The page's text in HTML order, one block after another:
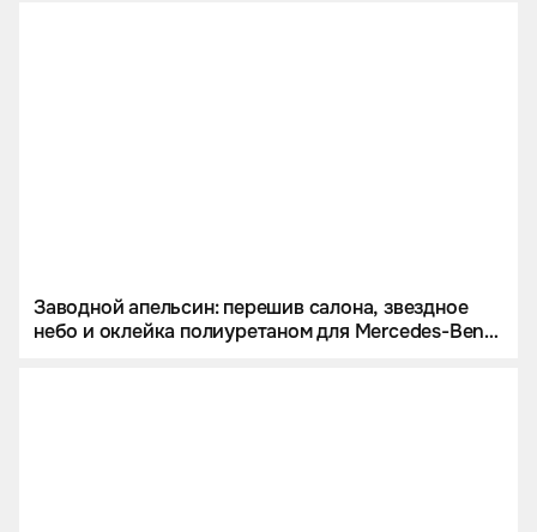
Заводной апельсин: перешив салона, звездное
небо и оклейка полиуретаном для Mercedes-Benz